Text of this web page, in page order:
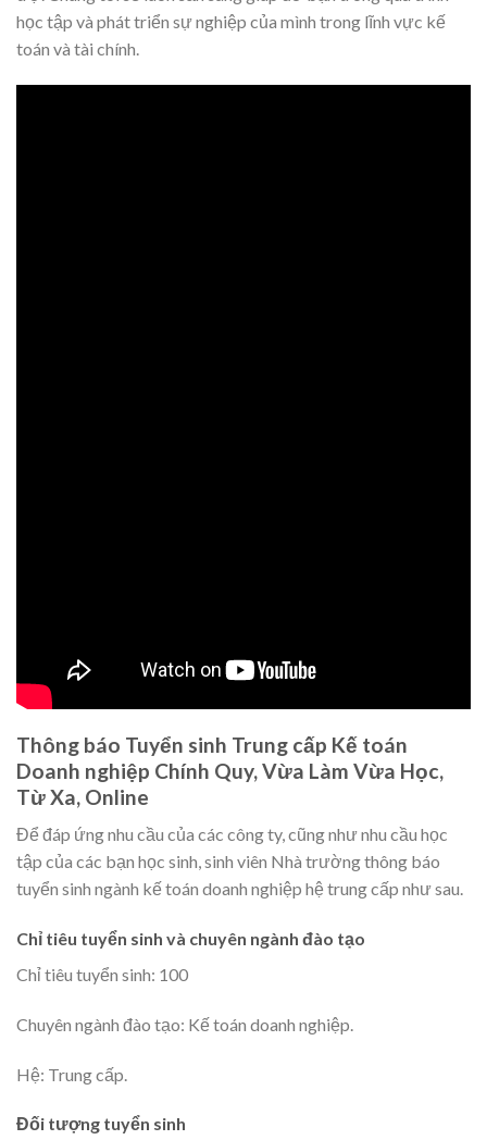
học tập và phát triển sự nghiệp của mình trong lĩnh vực kế
toán và tài chính.
Thông báo Tuyển sinh Trung cấp Kế toán
Doanh nghiệp Chính Quy, Vừa Làm Vừa Học,
Từ Xa, Online
Để đáp ứng nhu cầu của các công ty, cũng như nhu cầu học
tập của các bạn học sinh, sinh viên Nhà trường thông báo
tuyển sinh ngành kế toán doanh nghiệp hệ trung cấp như sau.
Chỉ tiêu tuyển sinh và chuyên ngành đào tạo
Chỉ tiêu tuyển sinh: 100
Chuyên ngành đào tạo: Kế toán doanh nghiệp.
Hệ: Trung cấp.
Đối tượng tuyển sinh